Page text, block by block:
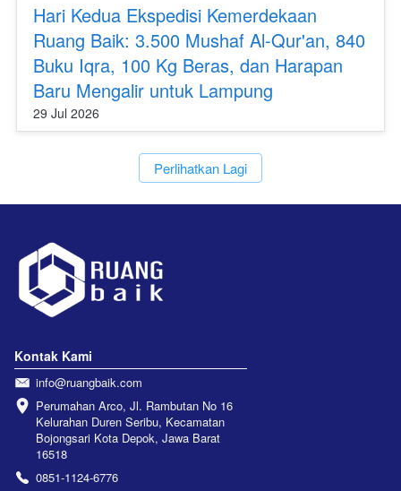
Hari Kedua Ekspedisi Kemerdekaan
Ruang Baik: 3.500 Mushaf Al-Qur'an, 840
Buku Iqra, 100 Kg Beras, dan Harapan
Baru Mengalir untuk Lampung
29 Jul 2026
`Perlihatkan Lagi
Kontak Kami
info@ruangbaik.com
Perumahan Arco, Jl. Rambutan No 16
Kelurahan Duren Seribu, Kecamatan
Bojongsari Kota Depok, Jawa Barat
16518
0851-1124-6776